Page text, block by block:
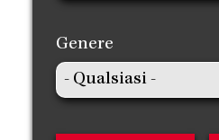
Genere